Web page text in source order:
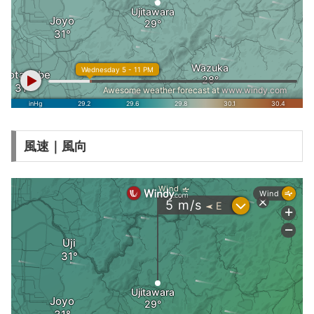
風速｜風向